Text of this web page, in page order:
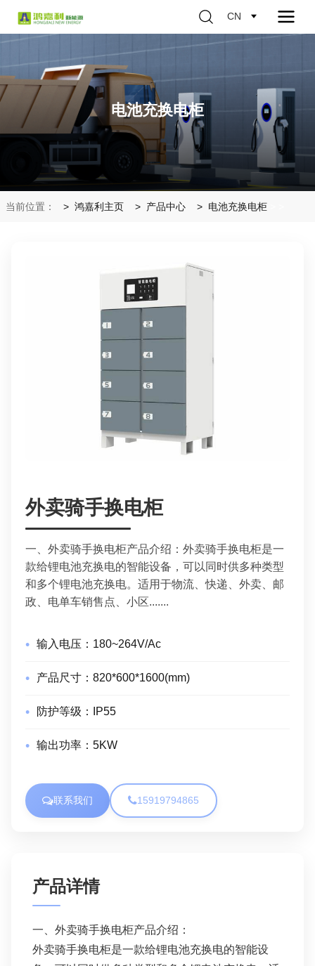
CN
电池充换电柜
当前位置： 鸿嘉利主页 产品中心 电池充换电柜
外卖骑手换电柜
一、外卖骑手换电柜产品介绍：外卖骑手换电柜是一
款给锂电池充换电的智能设备，可以同时供多种类型
和多个锂电池充换电。适用于物流、快递、外卖、邮
政、电单车销售点、小区.......
输入电压： 180~264V/Ac
产品尺寸： 820*600*1600(mm)
防护等级： IP55
输出功率： 5KW
联系我们 15919794865
产品详情
一、外卖骑手换电柜产品介绍：
外卖骑手换电柜是一款给锂电池充换电的智能设